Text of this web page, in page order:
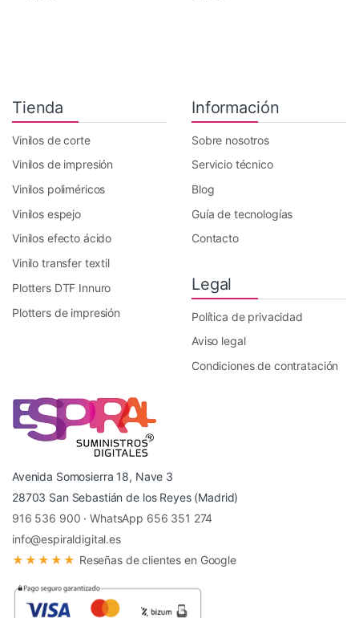
Tienda
Vinilos de corte
Vinilos de impresión
Vinilos poliméricos
Vinilos espejo
Vinilos efecto ácido
Vinilo transfer textil
Plotters DTF Innuro
Plotters de impresión
Información
Sobre nosotros
Servicio técnico
Blog
Guía de tecnologías
Contacto
Legal
Política de privacidad
Aviso legal
Condiciones de contratación
Avenida Somosierra 18, Nave 3
28703 San Sebastián de los Reyes (Madrid)
916 536 900 ·WhatsApp 656 351 274
info@espiraldigital.es
★★★★★ Reseñas de clientes en Google